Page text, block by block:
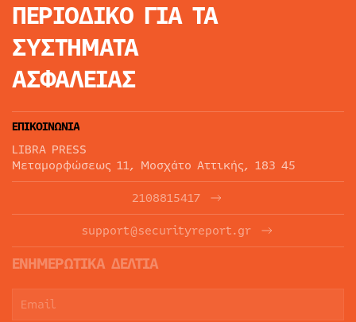
ΠΕΡΙΟΔΙΚΟ ΓΙΑ ΤΑ
ΣΥΣΤΗΜΑΤΑ
ΑΣΦΑΛΕΙΑΣ
ΕΠΙΚΟΙΝΩΝΙΑ
LIBRA PRESS
Μεταμορφώσεως 11, Μοσχάτο Αττικής, 183 45
2108815417
support@securityreport.gr
ΕΝΗΜΕΡΩΤΙΚΑ ΔΕΛΤΙΑ